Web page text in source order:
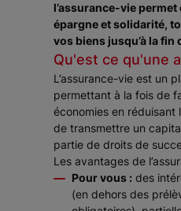
l’assurance-vie permet
épargne et solidarité,
vos biens jusqu’à la fin
Qu'est ce qu'une
L’assurance-vie est un
permettant à la fois de
économies en réduisant
de transmettre un
partie de droits de
Les avantages de
Pour vous : des
(en dehors des